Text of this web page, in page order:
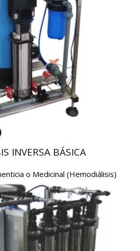
INVERSA BÁSICA
o Medicinal (Hemodiálisis)